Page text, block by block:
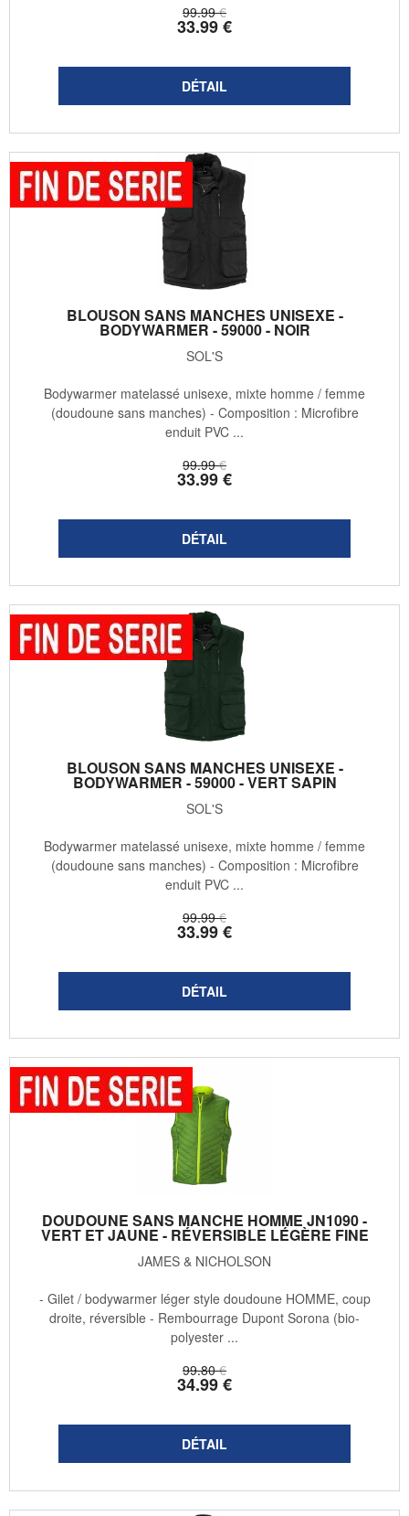
99.99 €
33.99€
BLOUSON SANS MANCHES UNISEXE -
BODYWARMER - 59000 - NOIR
SOL'S
99.99 €
33.99€
Bodywarmer matelassé unisexe, mixte homme / femme
(doudoune sans manches) - Composition : Microfibre
enduit PVC ...
BLOUSON SANS MANCHES UNISEXE -
BODYWARMER - 59000 - VERT SAPIN
SOL'S
99.99 €
33.99€
Bodywarmer matelassé unisexe, mixte homme / femme
(doudoune sans manches) - Composition : Microfibre
enduit PVC ...
DOUDOUNE SANS MANCHE HOMME JN1090 -
VERT ET JAUNE - RÉVERSIBLE LÉGÈRE FINE
JAMES & NICHOLSON
99.80 €
34.99€
- Gilet / bodywarmer léger style doudoune HOMME, coup
droite, réversible - Rembourrage Dupont Sorona (bio-
polyester ...